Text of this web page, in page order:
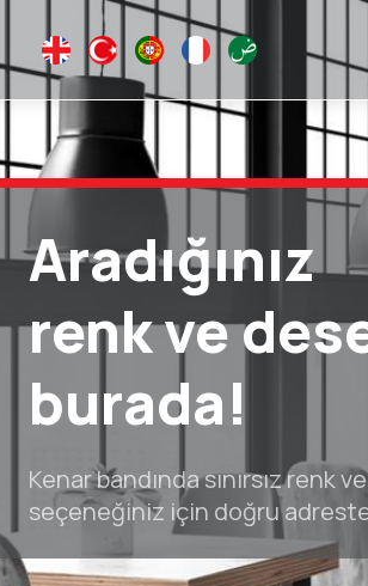
EN TR PT FR
Özel
çözüm
ortağınız
Farklı renk ve desenleri size
üretiyoruz.